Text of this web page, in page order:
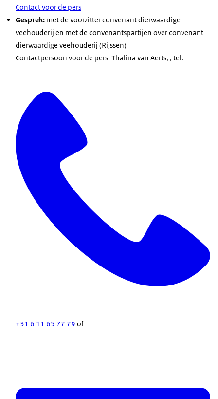
Contact voor de pers
Gesprek: met de voorzitter convenant dierwaardige
veehouderij en met de convenantspartijen over convenant
dierwaardige veehouderij (Rijssen)
Contactpersoon voor de pers: Thalina van Aerts, , tel:
+31 6 11 65 77 79 of